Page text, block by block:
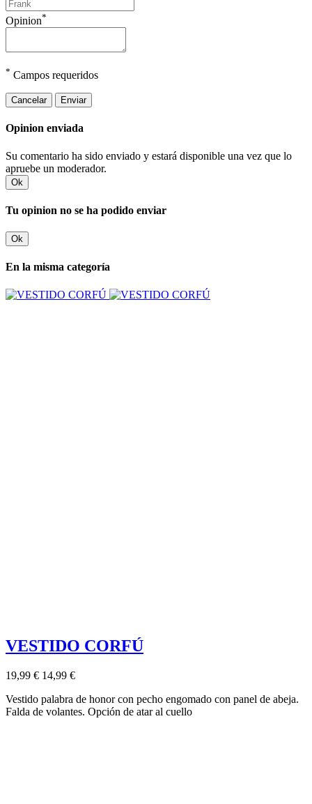
Opinion*
* Campos requeridos
Cancelar Enviar
Opinion enviada
Su comentario ha sido enviado y estará disponible una vez que lo
apruebe un moderador.
Ok
Tu opinion no se ha podido enviar
Ok
En la misma categoría
VESTIDO CORFÚ
19,99 € 14,99 €
Vestido palabra de honor con pecho engomado con panel de abeja.
Falda de volantes. Opción de atar al cuello